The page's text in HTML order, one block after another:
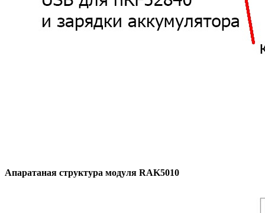
Апаратаная структура модуля RAK5010